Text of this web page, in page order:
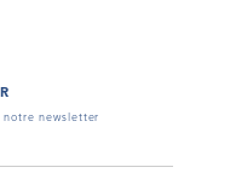
notre newsletter